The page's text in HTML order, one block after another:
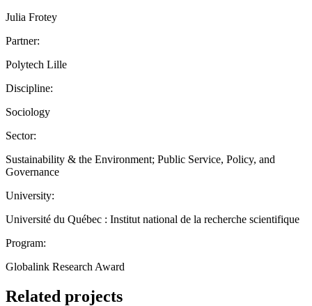
Julia Frotey
Partner:
Polytech Lille
Discipline:
Sociology
Sector:
Sustainability & the Environment; Public Service, Policy, and
Governance
University:
Université du Québec : Institut national de la recherche scientifique
Program:
Globalink Research Award
Related projects